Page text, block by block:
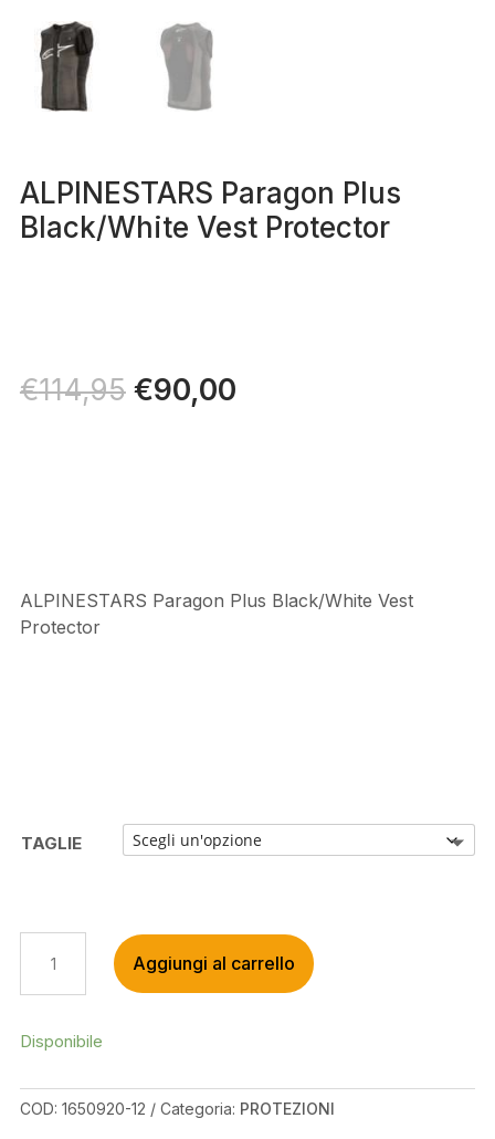
ALPINESTARS Paragon Plus
Black/White Vest Protector
€114,95 Il
prezzo
€90,00Il
ALPINESTARS Paragon Plus Black/White Vest
Protector
TAGLIE
ALPINESTARS
PARAGON
PLUS
VEST
QUANTITÀ
Aggiungi al carrello
Disponibile
COD: 1650920-12 Categoria: PROTEZIONI